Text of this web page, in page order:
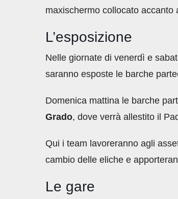
maxischermo collocato
L’esposizione
Nelle giornate di venerdì e
saranno esposte le barche
Domenica mattina le barche
Grado, dove verrà allestito il
Qui i team lavoreranno agli
cambio delle eliche e
Le gare